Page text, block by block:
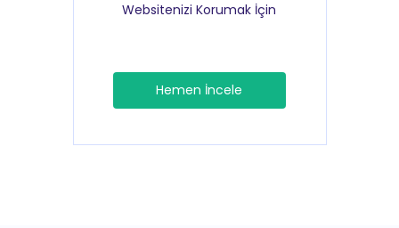
Websitenizi Korumak İçin
Hemen İncele